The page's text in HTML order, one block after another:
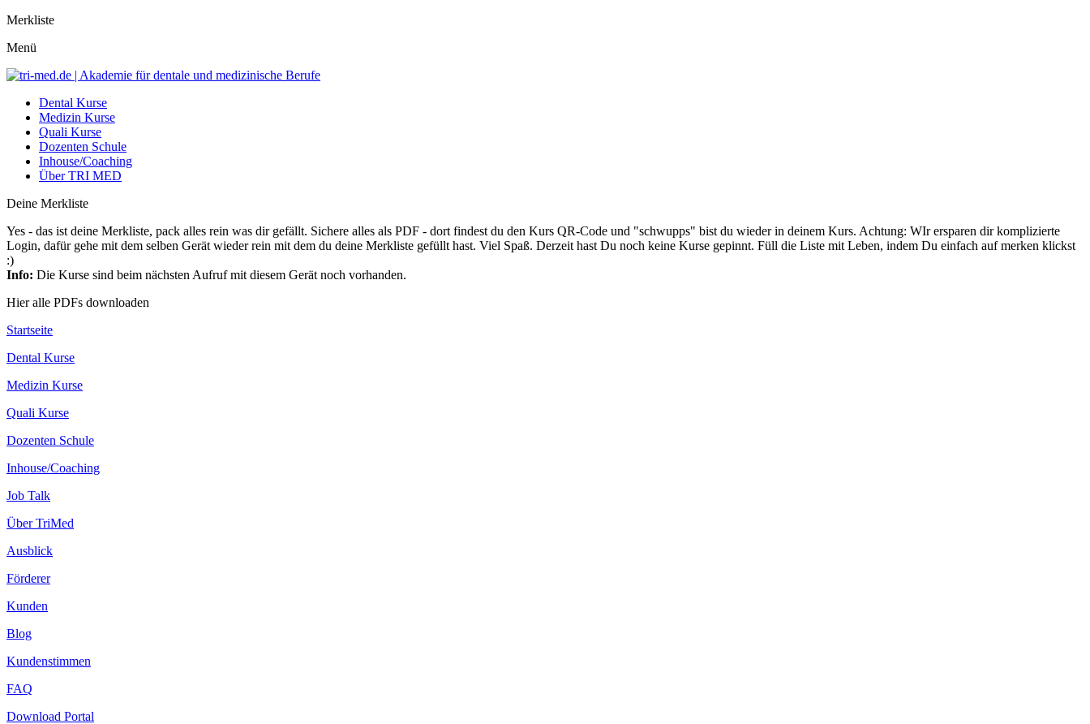
Merkliste
Menü
Dental Kurse
Medizin Kurse
Quali Kurse
Dozenten Schule
Inhouse/Coaching
Über TRI MED
Deine Merkliste
Yes - das ist deine Merkliste, pack alles rein was dir gefällt. Sichere alles als PDF - dort findest du den Kurs QR-Code und "schwupps" bist du wieder in deinem Kurs. Achtung: WIr ersparen dir komplizierte
Login, dafür gehe mit dem selben Gerät wieder rein mit dem du deine Merkliste gefüllt hast. Viel Spaß. Derzeit hast Du noch keine Kurse gepinnt. Füll die Liste mit Leben, indem Du einfach auf merken klickst
:)
Info: Die Kurse sind beim nächsten Aufruf mit diesem Gerät noch vorhanden.
Hier alle PDFs downloaden
Startseite
Dental Kurse
Medizin Kurse
Quali Kurse
Dozenten Schule
Inhouse/Coaching
Job Talk
Über TriMed
Ausblick
Förderer
Kunden
Blog
Kundenstimmen
FAQ
Download Portal